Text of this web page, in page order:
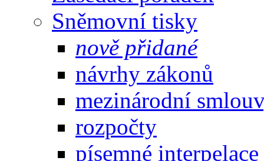
Sněmovní tisky
nově přidané
návrhy zákonů
mezinárodní
rozpočty
písemné interpelace